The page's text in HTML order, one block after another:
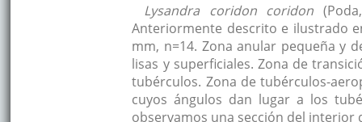
Lysandra coridon coridon
Anteriormente descrito e ilustrado
mm, n=14. Zona anular pequeña y
lisas y superficiales. Zona de
tubérculos. Zona de tubérculos-
cuyos ángulos dan lugar a los
observamos una sección del